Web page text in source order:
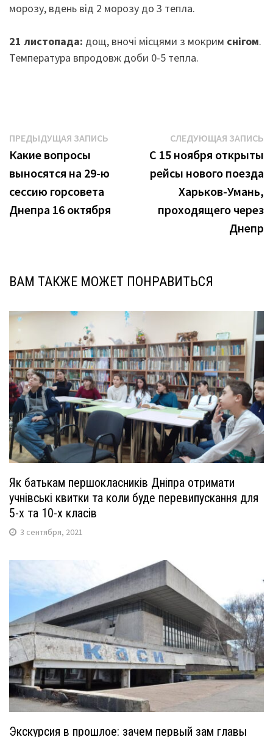
морозу, вдень від 2 морозу до 3 тепла.
21 листопада: дощ, вночі місцями з мокрим снігом.
Температура впродовж доби 0-5 тепла.
Навигация
по
записям
ПРЕДЫДУЩАЯ ЗАПИСЬ
Какие вопросы
выносятся на 29-ю
сессию горсовета
Днепра 16 октября
СЛЕДУЮЩАЯ ЗАПИСЬ
С 15 ноября открыты
рейсы нового поезда
Харьков-Умань,
проходящего через
Днепр
ВАМ ТАКЖЕ МОЖЕТ ПОНРАВИТЬСЯ
Як батькам першокласників Дніпра отримати
учнівські квитки та коли буде перевипускання для
5-х та 10-х класів
3 сентября, 2021
Экскурсия в прошлое: зачем первый зам главы